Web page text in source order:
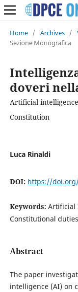
Home / Archives /
Sezione Monografica
doveri
Artificial
Constitution
Luca Rinaldi
DOI: https://
Keywords: Artificial
Constitutional
Abstract
The paper
intelligence (AI) on